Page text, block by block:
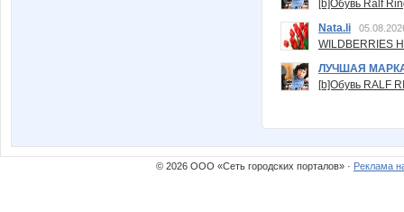
[b]Обувь Ralf
Nata.li
ЛУЧШАЯ
[b]Обувь RALF
© 2026 ООО «Сеть городских порталов» · Реклама